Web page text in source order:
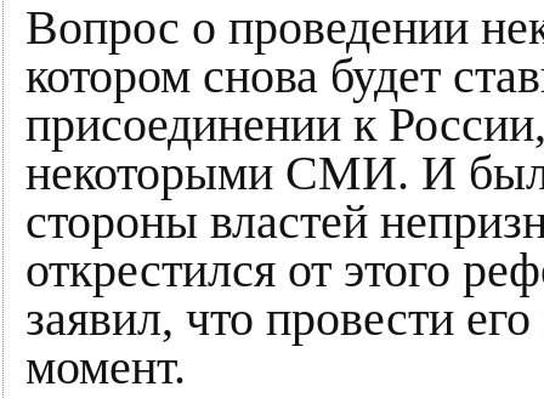
Вопрос о проведении
котором снова будет
присоединении к
некоторыми СМИ. И
стороны властей
открестился от этого
заявил, что провести
момент.